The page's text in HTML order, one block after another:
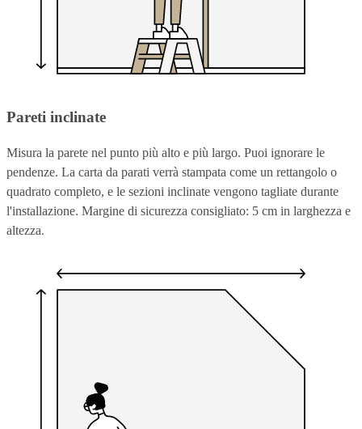
Pareti inclinate
Misura la parete nel punto più alto e più largo. Puoi ignorare le
pendenze. La carta da parati verrà stampata come un rettangolo o
quadrato completo, e le sezioni inclinate vengono tagliate durante
l'installazione. Margine di sicurezza consigliato: 5 cm in larghezza e
altezza.